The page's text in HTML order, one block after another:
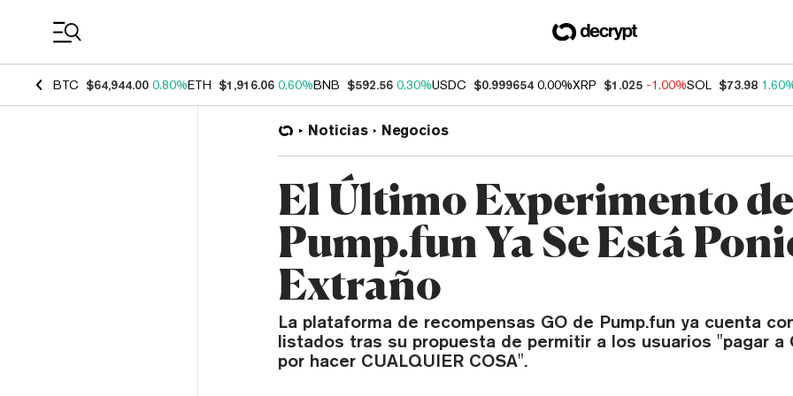
BTC $64,944.00 0.80%ETH $1,916.06 0.60%BNB $592.56 0.30%USDC $0.999654 0.00%XRP $1.025 -1.00%SOL $73.98
Noticias Negocios
El Último Experimento de
Pump.fun Ya Se Está
Extraño
La plataforma de recompensas GO de Pump.fun ya cuenta
listados tras su propuesta de permitir a los usuarios "pagar a
por hacer CUALQUIER COSA".